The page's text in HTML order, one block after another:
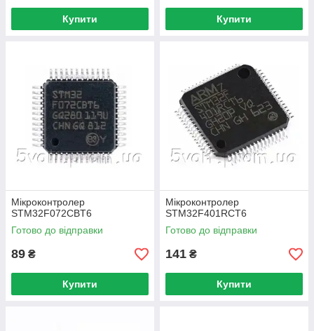
Купити Купити
Мікроконтролер
STM32F072CBT6
Готово до відправки
89 ₴
Купити
Мікроконтролер
STM32F401RCT6
Готово до відправки
141 ₴
Купити